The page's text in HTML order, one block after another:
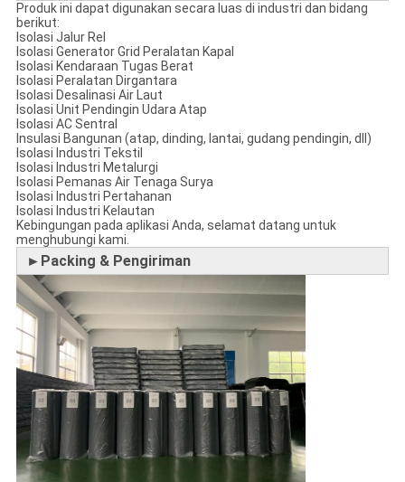
Produk ini dapat digunakan secara luas di industri dan bidang
berikut:
Isolasi Jalur Rel
Isolasi Generator Grid Peralatan Kapal
Isolasi Kendaraan Tugas Berat
Isolasi Peralatan Dirgantara
Isolasi Desalinasi Air Laut
Isolasi Unit Pendingin Udara Atap
Isolasi AC Sentral
Insulasi Bangunan (atap, dinding, lantai, gudang pendingin, dll)
Isolasi Industri Tekstil
Isolasi Industri Metalurgi
Isolasi Pemanas Air Tenaga Surya
Isolasi Industri Pertahanan
Isolasi Industri Kelautan
Kebingungan pada aplikasi Anda, selamat datang untuk
menghubungi kami.
►Packing & Pengiriman